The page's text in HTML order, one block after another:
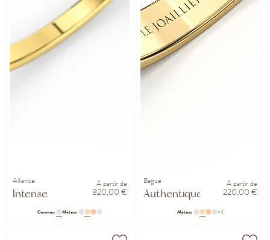
Alliance
Intense
À partir de
820,00 €
Gemmes Métaux
Bague
Authentique
À partir de
220,00 €
Métaux + 1